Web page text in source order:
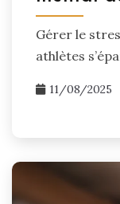
Gérer le
athlètes
11/08/2025